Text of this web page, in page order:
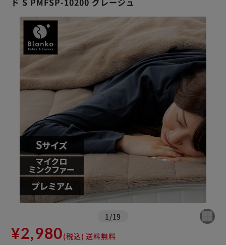
1 /19
¥2,980(税込) 送料無料
※ご確認ください
カートに入れる 購入手続きへ